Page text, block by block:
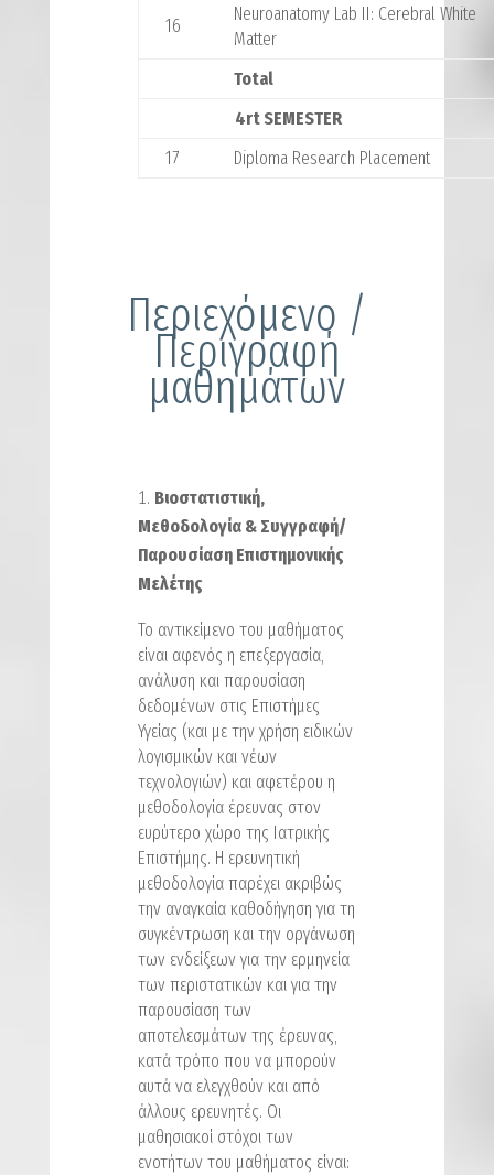
16
Neuroanatomy Lab II: Cerebral White
Matter
Total
4rt SEMESTER
17
Diploma Research Placement
Περιεχόμενο /
Περιγραφή
μαθημάτων
Βιοστατιστική,
Μεθοδολογία & Συγγραφή/
Παρουσίαση Επιστημονικής
Μελέτης
Το αντικείμενο του μαθήματος
είναι αφενός η επεξεργασία,
ανάλυση και παρουσίαση
δεδομένων στις Επιστήμες
Υγείας (και με την χρήση ειδικών
λογισμικών και νέων
τεχνολογιών) και αφετέρου η
μεθοδολογία έρευνας στον
ευρύτερο χώρο της Ιατρικής
Επιστήμης. Η ερευνητική
μεθοδολογία παρέχει ακριβώς
την αναγκαία καθοδήγηση για τη
συγκέντρωση και την οργάνωση
των ενδείξεων για την ερμηνεία
των περιστατικών και για την
παρουσίαση των
αποτελεσμάτων της έρευνας,
κατά τρόπο που να μπορούν
αυτά να ελεγχθούν και από
άλλους ερευνητές. Οι
μαθησιακοί στόχοι των
ενοτήτων του μαθήματος είναι: